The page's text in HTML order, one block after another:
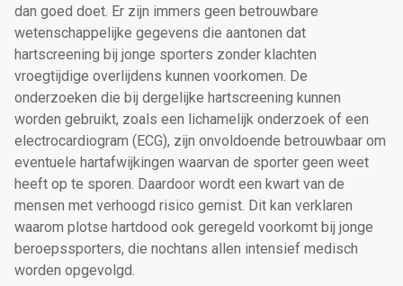
dan goed doet. Er zijn immers geen betrouwbare
wetenschappelijke gegevens die aantonen dat
hartscreening bij jonge sporters zonder klachten
vroegtijdige overlijdens kunnen voorkomen. De
onderzoeken die bij dergelijke hartscreening kunnen
worden gebruikt, zoals een lichamelijk onderzoek of een
electrocardiogram (ECG), zijn onvoldoende betrouwbaar om
eventuele hartafwijkingen waarvan de sporter geen weet
heeft op te sporen. Daardoor wordt een kwart van de
mensen met verhoogd risico gemist. Dit kan verklaren
waarom plotse hartdood ook geregeld voorkomt bij jonge
beroepssporters, die nochtans allen intensief medisch
worden opgevolgd.